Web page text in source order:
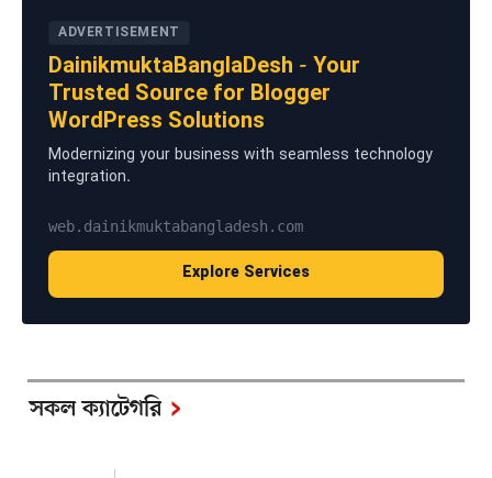
ADVERTISEMENT
DainikmuktaBanglaDesh - Your
Trusted Source for Blogger
WordPress Solutions
Modernizing your business with seamless technology
integration.
web.dainikmuktabangladesh.com
Explore Services
সকল ক্যাটেগরি